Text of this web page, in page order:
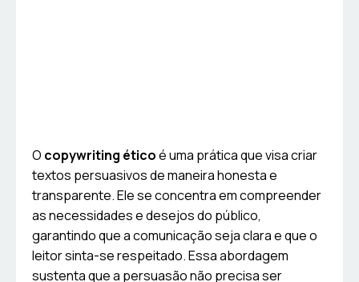
O copywriting éticoé uma prática que visa criar
textos persuasivos de maneira honesta e
transparente. Ele se concentra em compreender
as necessidades e desejos do público,
garantindo que a comunicação seja clara e que o
leitor sinta-se respeitado. Essa abordagem
sustenta que a persuasão não precisa ser